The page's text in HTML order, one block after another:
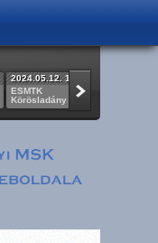
2024.05.12. 17:00
ESMTK
Körösladány